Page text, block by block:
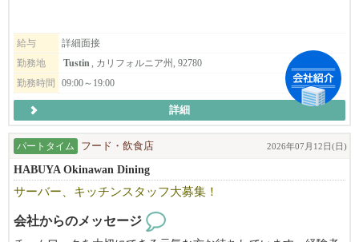
店舗を盛り上げるイベント企画、新メニュー開発、業務改善の提
案など、スタッフ一人ひとりの意見を大切にしています。
実際に創業30周年記念では、スタッフ主導でチャリティーイベン
た。
トップダウンではなく、みんなで考え、みんなで成長していく。
そんな職場づくりを目指しています。
そんな想いをお持ちの方を歓迎いたします。
美容室・ネイルをご利用いただくお客様との相互紹介や、新規集
客のサポートにより、安心してスタートできる環境をご用意して
います。
また、**家賃補助を含む独立支援制度（応相談）**もご用意して
おります。サポート内容は、ご経験やご希望に応じてご相談させ
ていただきます。
まずはサロン見学だけでも大歓迎です。お気軽にお問い合わせく
ださい。
給与
詳細面接
勤務地
Tustin
, カリフォルニア州, 92780
勤務時間
09:00～19:00
詳細
パートタイム フード・飲食店 2026年07月12日(日)
HABUYA Okinawan Dining
サーバー、キッチンスタッフ大募集！
会社からのメッセージ